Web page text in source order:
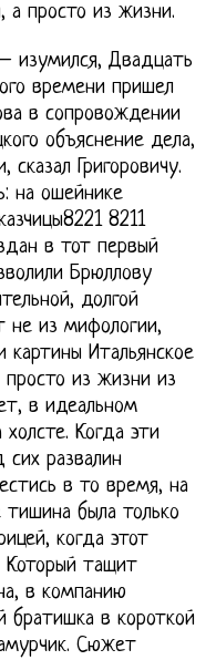
а просто из жизни.
изумился, Двадцать
времени пришел
в сопровождении
объяснение дела,
Григоровичу.
на ошейнике
8211
в тот первый
Брюллову
долгой
не из мифологии,
Итальянское
просто из жизни из
в идеальном
Когда эти
развалин
в то время, на
была только
когда этот
тащит
в компанию
в короткой
Сюжет